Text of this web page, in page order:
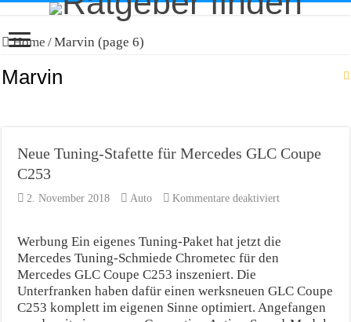
Home /Marvin (page 6)
Marvin
Neue Tuning-Stafette für Mercedes GLC Coupe
C253
2. November 2018 Auto Kommentare deaktiviertfür
Stafette
Coupe
C253
Werbung Ein eigenes Tuning-Paket hat jetzt die
Mercedes Tuning-Schmiede Chrometec für den
Mercedes GLC Coupe C253 inszeniert. Die
Unterfranken haben dafür einen werksneuen GLC Coupe
C253 komplett im eigenen Sinne optimiert. Angefangen